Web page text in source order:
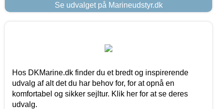
Se udvalget på Marineudstyr.dk
Hos DKMarine.dk finder du et bredt og inspirerende
udvalg af alt det du har behov for, for at opnå en
komfortabel og sikker sejltur. Klik her for at se deres
udvalg.